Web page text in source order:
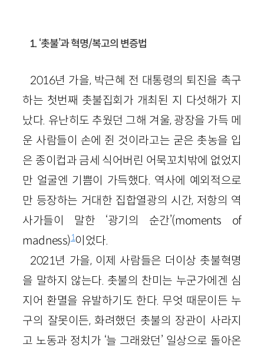
1. ‘촛불’과 혁명/복고의 변증법
2016년 가을, 박근혜 전 대통령의 퇴진을 촉구
하는 첫번째 촛불집회가 개최된 지 다섯해가 지
났다. 유난히도 추웠던 그해 겨울, 광장을 가득 메
운 사람들이 손에 쥔 것이라고는 굳은 촛농을 입
은 종이컵과 금세 식어버린 어묵꼬치밖에 없었지
만 얼굴엔 기쁨이 가득했다. 역사에 예외적으로
만 등장하는 거대한 집합열광의 시간, 저항의 역
사가들이 말한 ‘광기의 순간’(moments of
madness)1이었다.
2021년 가을, 이제 사람들은 더이상 촛불혁명
을 말하지 않는다. 촛불의 찬미는 누군가에겐 심
지어 환멸을 유발하기도 한다. 무엇 때문이든 누
구의 잘못이든, 화려했던 촛불의 장관이 사라지
고 노동과 정치가 ‘늘 그래왔던’ 일상으로 돌아온